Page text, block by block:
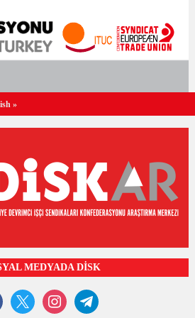
»
MEDYADA DİSK
x instagramtelegram